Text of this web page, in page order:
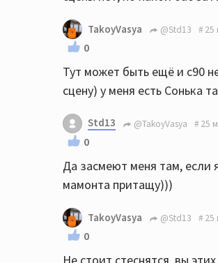
TakoyVasya @Std13 25
0
Тут может быть ещё и с90
сцену) у меня есть Сонька
Std13 @TakoyVasya 25
0
Да засмеют меня там, если
мамонта притащу)))
TakoyVasya @Std13 25
0